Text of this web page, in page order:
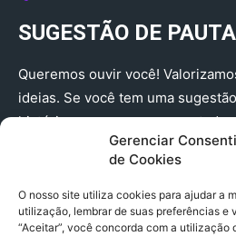
Gerenciar
de Cookies
O nosso site utiliza cookies para ajudar a
utilização, lembrar de suas preferências e
“Aceitar”, você concorda com a utilização
SUGESTÃO DE PAUTA
Queremos ouvir você!
ideias. Se você tem uma
história que merece ser contada,
(91) 98224 - 3111